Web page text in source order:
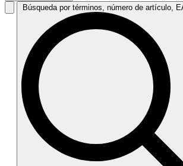
Búsqueda por términos, número de artículo,